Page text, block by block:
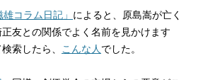
雄コラム日記」 によると、原島嵩が亡く
友との関係でよく名前を見かけます
索したら、
こんな人 でした。